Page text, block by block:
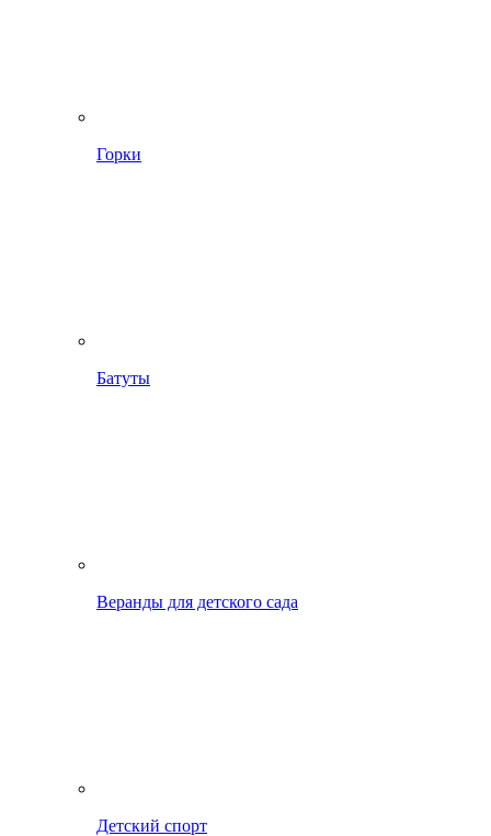
Горки
Батуты
Веранды для детского сада
Детский спорт